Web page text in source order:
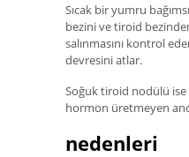
Sıcak bir yumru
bezini ve tiroid
salınmasını kontrol
devresini atlar.
Soğuk tiroid nodülü
hormon üretmeyen
nedenleri